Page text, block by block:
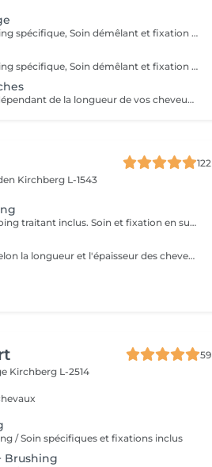
Diagnostique, Shampooing spécifique, Soin démêlant et fixation inclus. Veuillez prendre note que les prix indiqués sur Salonkee sont communiqués à titre informatif et s'entendent de base. Ces derniers sont susceptibles de varier selon le diagnostic réalisé à votre arrivée au salon et l'expertise du professionnel à qui vous confiez votre beauté. Dans tous les cas, un devis précis vous sera proposé et toutes réalisations de prestations seront effectuées avec votre accord.
Diagnostique, Shampooing spécifique, Soin démêlant et fixation inclus. Veuillez prendre note que les prix indiqués sur Salonkee sont communiqués à titre informatif et s'entendent de base. Ces derniers sont susceptibles de varier selon le diagnostic réalisé à votre arrivée au salon et l'expertise du professionnel à qui vous confiez votre beauté. Dans tous les cas, un devis précis vous sera proposé et toutes réalisations de prestations seront effectuées avec votre accord.
Le tarif final peut varier dépendant de la longueur de vos cheveux ainsi que des soins et produits utilisés.
122
Kirchberg L-1543
Diagnostique + Shampooing traitant inclus. Soin et fixation en supplément. Les prix peuvent varier selon la longueur et l'épaisseur des cheveux.
Les prix peuvent varier selon la longueur et l'épaisseur des cheveux.
59
Kirchberg L-2514
/ Soin spécifiques et fixations inclus
Brushing